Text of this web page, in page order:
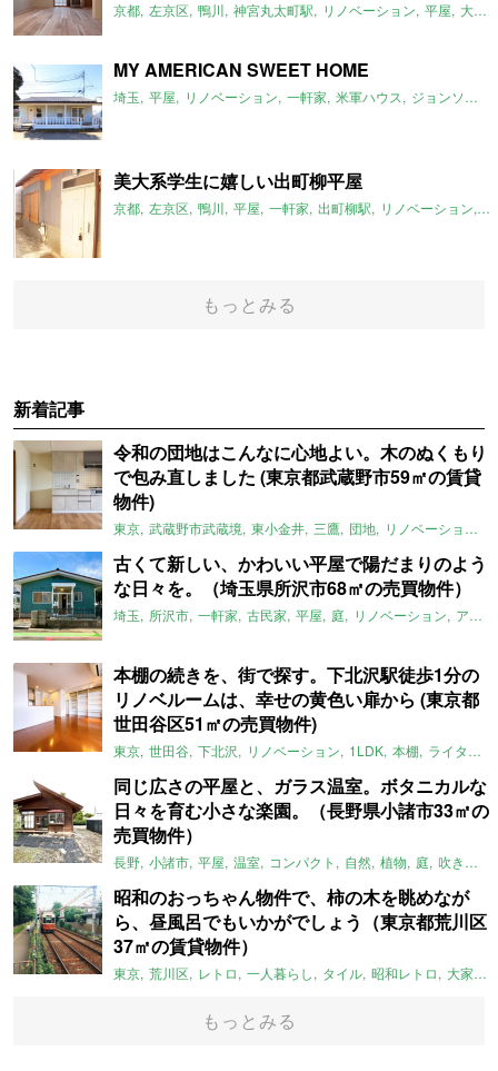
京都 左京区 鴨川 神宮丸太町駅 リノベーション 平屋 大文字山
MY AMERICAN SWEET HOME
埼玉 平屋 リノベーション 一軒家 米軍ハウス ジョンソンタウン
美大系学生に嬉しい出町柳平屋
京都 左京区 鴨川 平屋 一軒家 出町柳駅 リノベーション
もっとみる
新着記事
令和の団地はこんなに心地よい。木のぬくもり
で包み直しました (東京都武蔵野市59㎡の賃貸
物件)
東京 武蔵野市武蔵境 東小金井 三鷹 団地 リノベーション
古くて新しい、かわいい平屋で陽だまりのよう
な日々を。（埼玉県所沢市68㎡の売買物件）
埼玉 所沢市 一軒家 古民家 平屋 庭 リノベーション アメリカンハウス
本棚の続きを、街で探す。下北沢駅徒歩1分の
リノベルームは、幸せの黄色い扉から (東京都
世田谷区51㎡の売買物件)
東京 世田谷 下北沢 リノベーション 1LDK 本棚 ライター：ほしりょうこ
同じ広さの平屋と、ガラス温室。ボタニカルな
日々を育む小さな楽園。（長野県小諸市33㎡の
売買物件）
長野 小諸市 平屋 温室 コンパクト 自然 植物 庭 吹き抜け
昭和のおっちゃん物件で、柿の木を眺めなが
ら、昼風呂でもいかがでしょう（東京都荒川区
37㎡の賃貸物件）
東京 荒川区 レトロ 一人暮らし タイル 昭和レトロ 大家女子
もっとみる